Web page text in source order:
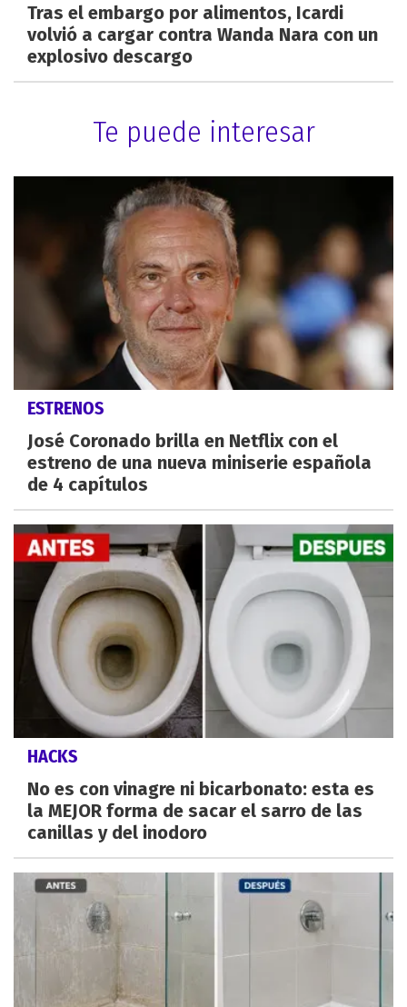
Tras el embargo por alimentos, Icardi
volvió a cargar contra Wanda Nara con un
explosivo descargo
Te puede interesar
ESTRENOS
José Coronado brilla en Netflix con el
estreno de una nueva miniserie española
de 4 capítulos
HACKS
No es con vinagre ni bicarbonato: esta es
la MEJOR forma de sacar el sarro de las
canillas y del inodoro